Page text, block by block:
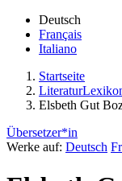
Deutsch
Français
Italiano
Startseite
Elsbeth Gut
Übersetzer*in
Werke auf: Deutsch